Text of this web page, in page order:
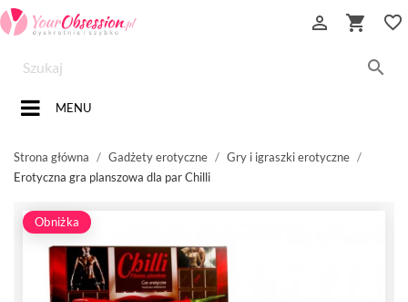
favorite_border



MENU
Strona główna Gadżety erotyczne
Gry i igraszki erotyczne
Erotyczna gra planszowa dla par Chilli
Obniżka